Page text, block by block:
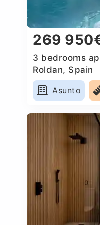
269
3 bedrooms
Roldan, Spain
Asunto